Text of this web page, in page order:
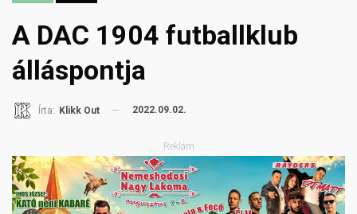
A DAC 1904 futballklub
álláspontja
Írta: Klikk Out 2022.09.02.
Reklám